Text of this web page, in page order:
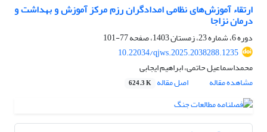
ارتقاء آموزش‌های نظامی امدادگران ‌رزم مرکز آموزش و بهداشت و
درمان نزاجا
دوره 6، شماره 23، زمستان 1403، صفحه
77-101
10.22034/qjws.2025.2038288.1235
محمداسماعیل حاتمی، ابراهیم ایجابی
مشاهده مقاله
اصل مقاله 624.3 K